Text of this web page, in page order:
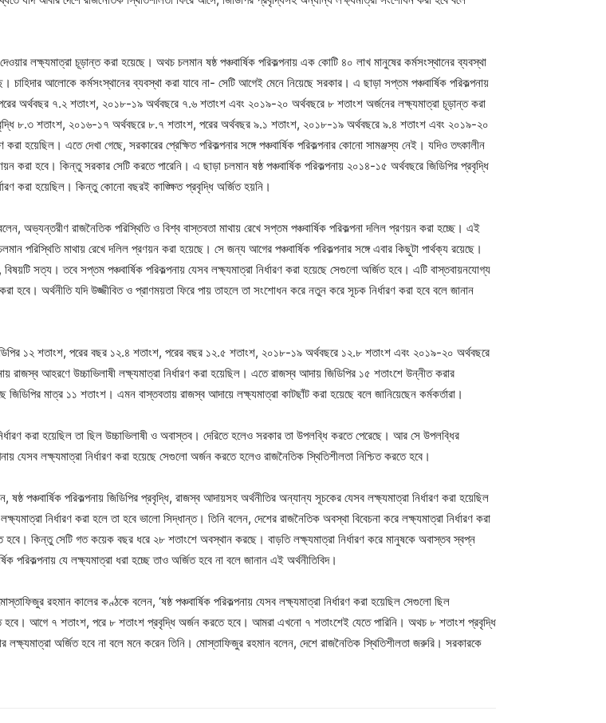
লক্ষ্যমাত্রা চূড়ান্ত করা হয়েছে। অথচ চলমান ষষ্ঠ পঞ্চবার্ষিক পরিকল্পনায় এক কোটি ৪০ লাখ মানুষের কর্মসংস্থানের ব্যবস্থা
চাহিদার আলোকে কর্মসংস্থানের ব্যবস্থা করা যাবে না- সেটি আগেই মেনে নিয়েছে সরকার। এ ছাড়া সপ্তম পঞ্চবার্ষিক পরিকল্পনায়
অর্থবছর ৭.২ শতাংশ, ২০১৮-১৯ অর্থবছরে ৭.৬ শতাংশ এবং ২০১৯-২০ অর্থবছরে ৮ শতাংশ অর্জনের লক্ষ্যমাত্রা চূড়ান্ত করা
৮.৩ শতাংশ, ২০১৬-১৭ অর্থবছরে ৮.৭ শতাংশ, পরের অর্থবছর ৯.১ শতাংশ, ২০১৮-১৯ অর্থবছরে ৯.৪ শতাংশ এবং ২০১৯-২০
হয়েছিল। এতে দেখা গেছে, সরকারের প্রেক্ষিত পরিকল্পনার সঙ্গে পঞ্চবার্ষিক পরিকল্পনার কোনো সামঞ্জস্য নেই। যদিও তৎকালীন
করা হবে। কিন্তু সরকার সেটি করতে পারেনি। এ ছাড়া চলমান ষষ্ঠ পঞ্চবার্ষিক পরিকল্পনায় ২০১৪-১৫ অর্থবছরে জিডিপির প্রবৃদ্ধি
করা হয়েছিল। কিন্তু কোনো বছরই কাঙ্ক্ষিত প্রবৃদ্ধি অর্জিত হয়নি।
অভ্যন্তরীণ রাজনৈতিক পরিস্থিতি ও বিশ্ব বাস্তবতা মাথায় রেখে সপ্তম পঞ্চবার্ষিক পরিকল্পনা দলিল প্রণয়ন করা হচ্ছে। এই
পরিস্থিতি মাথায় রেখে দলিল প্রণয়ন করা হয়েছে। সে জন্য আগের পঞ্চবার্ষিক পরিকল্পনার সঙ্গে এবার কিছুটা পার্থক্য রয়েছে।
সত্য। তবে সপ্তম পঞ্চবার্ষিক পরিকল্পনায় যেসব লক্ষ্যমাত্রা নির্ধারণ করা হয়েছে সেগুলো অর্জিত হবে। এটি বাস্তবায়নযোগ্য
হবে। অর্থনীতি যদি উজ্জীবিত ও প্রাণময়তা ফিরে পায় তাহলে তা সংশোধন করে নতুন করে সূচক নির্ধারণ করা হবে বলে জানান
১২ শতাংশ, পরের বছর ১২.৪ শতাংশ, পরের বছর ১২.৫ শতাংশ, ২০১৮-১৯ অর্থবছরে ১২.৮ শতাংশ এবং ২০১৯-২০ অর্থবছরে
রাজস্ব আহরণে উচ্চাভিলাষী লক্ষ্যমাত্রা নির্ধারণ করা হয়েছিল। এতে রাজস্ব আদায় জিডিপির ১৫ শতাংশে উন্নীত করার
মাত্র ১১ শতাংশ। এমন বাস্তবতায় রাজস্ব আদায়ে লক্ষ্যমাত্রা কাটছাঁট করা হয়েছে বলে জানিয়েছেন কর্মকর্তারা।
করা হয়েছিল তা ছিল উচ্চাভিলাষী ও অবাস্তব। দেরিতে হলেও সরকার তা উপলব্ধি করতে পেরেছে। আর সে উপলব্ধির
যেসব লক্ষ্যমাত্রা নির্ধারণ করা হয়েছে সেগুলো অর্জন করতে হলেও রাজনৈতিক স্থিতিশীলতা নিশ্চিত করতে হবে।
পঞ্চবার্ষিক পরিকল্পনায় জিডিপির প্রবৃদ্ধি, রাজস্ব আদায়সহ অর্থনীতির অন্যান্য সূচকের যেসব লক্ষ্যমাত্রা নির্ধারণ করা হয়েছিল
নির্ধারণ করা হলে তা হবে ভালো সিদ্ধান্ত। তিনি বলেন, দেশের রাজনৈতিক অবস্থা বিবেচনা করে লক্ষ্যমাত্রা নির্ধারণ করা
কিন্তু সেটি গত কয়েক বছর ধরে ২৮ শতাংশে অবস্থান করছে। বাড়তি লক্ষ্যমাত্রা নির্ধারণ করে মানুষকে অবাস্তব স্বপ্ন
যে লক্ষ্যমাত্রা ধরা হচ্ছে তাও অর্জিত হবে না বলে জানান এই অর্থনীতিবিদ।
রহমান কালের কণ্ঠকে বলেন, ‘ষষ্ঠ পঞ্চবার্ষিক পরিকল্পনায় যেসব লক্ষ্যমাত্রা নির্ধারণ করা হয়েছিল সেগুলো ছিল
হবে। আগে ৭ শতাংশ, পরে ৮ শতাংশ প্রবৃদ্ধি অর্জন করতে হবে। আমরা এখনো ৭ শতাংশেই যেতে পারিনি। অথচ ৮ শতাংশ প্রবৃদ্ধি
লক্ষ্যমাত্রা অর্জিত হবে না বলে মনে করেন তিনি। মোস্তাফিজুর রহমান বলেন, দেশে রাজনৈতিক স্থিতিশীলতা জরুরি। সরকারকে